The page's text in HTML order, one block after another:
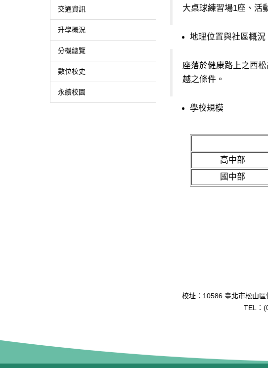
交通資訊
升學概況
分機總覽
數位校史
永續校園
大桌球練習場1座、活
地理位置與社區概況
座落於健康路上之西
越之條件。
學校規模
高中部
國中部
校址：10586 臺北市松山
TEL：